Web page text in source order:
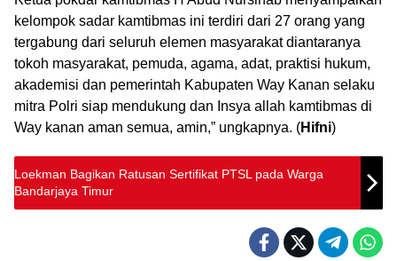
kelompok sadar kamtibmas ini terdiri dari 27 orang yang
tergabung dari seluruh elemen masyarakat diantaranya
tokoh masyarakat, pemuda, agama, adat, praktisi hukum,
akademisi dan pemerintah Kabupaten Way Kanan selaku
mitra Polri siap mendukung dan Insya allah kamtibmas di
Way kanan aman semua, amin,” ungkapnya. (Hifni)
Loekman Bagikan Ratusan Sertifikat PTSL pada Warga
Bandarjaya Timur